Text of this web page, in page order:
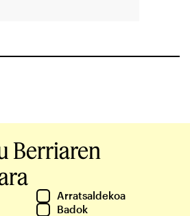
Berriaren
Arratsaldekoa
Badok